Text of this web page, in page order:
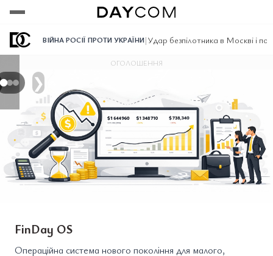
ВІЙНА РОСІЇ ПРОТИ УКРАЇНИ|Удар безпілотника в Москві і
Переглянути
Переглянути
Переглянути
❯
ОГОЛОШЕННЯ
FinDay OS
Операційна система нового покоління для малого,